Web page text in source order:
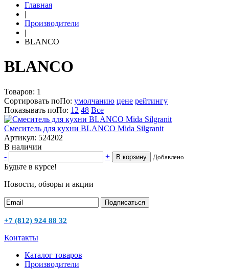
Главная
|
Производители
|
BLANCO
BLANCO
Товаров: 1
Сортировать поПо: умолчанию цене рейтингу
Показывать поПо: 12 48 Все
Смеситель для кухни BLANCO Mida Silgranit
Артикул: 524202
В наличии
-
+ В корзину Добавлено
Будьте в курсе!
Новости, обзоры и акции
Подписаться
+7 (812) 924 88 32
Контакты
Каталог товаров
Производители